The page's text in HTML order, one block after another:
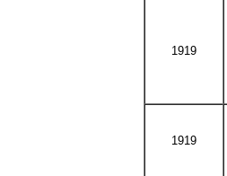
1919
1919